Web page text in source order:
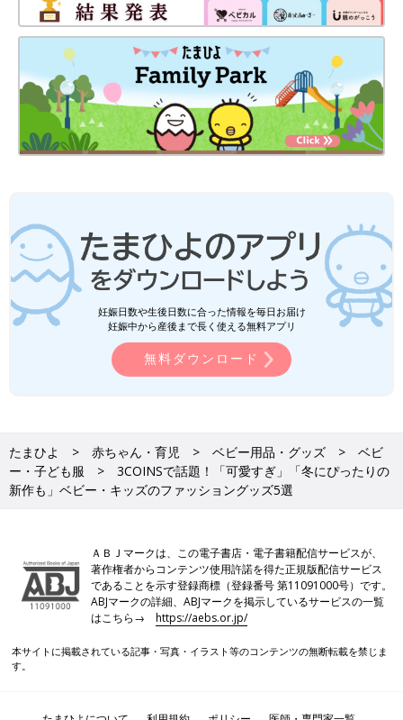
インショップや店舗をのぞいてみてください。
(文：mayu)
●記事内の価格はすべて税込み、2023年11月時点のものです。
●記事内容でご紹介している投稿、リンク先は、削除される場合
があります。あらかじめご了承ください。
●記事の内容は2023年11月の情報で、現在と異なる場合がありま
す。
3COINS×ディズニーの最強コラボ！「可
愛いすぎて衝動買い」「売り切れ必至」
大人気アイテム4選
ディズニー創立100周年を記念して、3COINSと
ディズニーのコラボグッズが登場しました！発
売前から話題になっており、店舗では入場規制
がされるほど大人気となっているのだそう。可
愛すぎるとSNSで大絶賛のアイテムを集めたの
で、ぜひチェックしてみてくださいね♪
3COINS「新作やばい」「子どもが大興
奮」話題のおもちゃ4選
かから、SNSで話題のおもちゃをご紹介しま
す！可愛すぎる新作も登場しているので、ぜひ
チェックしてみてくださいね。
3COINSの記事一覧
妊娠日数や生後日数に合った情報を毎日お届け
妊娠中から産後まで長く使える無料アプリ
無料ダウンロード
たまひよ 赤ちゃん・育児 ベビー用品・グッズ
ベビ
ー・子ども服
3COINSで話題！「可愛すぎ」「冬にぴったりの
新作も」ベビー・キッズのファッショングッズ5選
ＡＢＪマークは、この電子書店・電子書籍配信サービスが、
著作権者からコンテンツ使用許諾を得た正規版配信サービス
であることを示す登録商標（登録番号 第11091000号）です。
ABJマークの詳細、ABJマークを掲示しているサービスの一覧
はこちら→https://aebs.or.jp/
本サイトに掲載されている記事・写真・イラスト等のコンテンツの無断転載を禁じま
す。